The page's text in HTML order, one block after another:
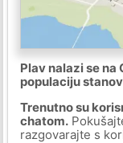
Plav nalazi se na
populaciju
Trenutno su
chatom.
razgovarajte s